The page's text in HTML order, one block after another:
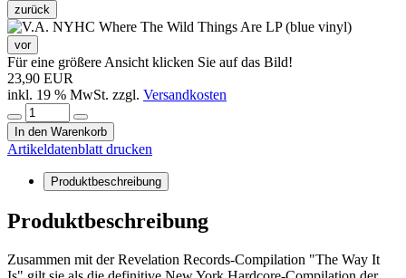
zurück
vor
Für eine größere Ansicht klicken Sie auf das Bild!
23,90 EUR
inkl. 19 % MwSt. zzgl. Versandkosten
In den Warenkorb
Artikeldatenblatt drucken
Produktbeschreibung
Produktbeschreibung
Zusammen mit der Revelation Records-Compilation "The Way It